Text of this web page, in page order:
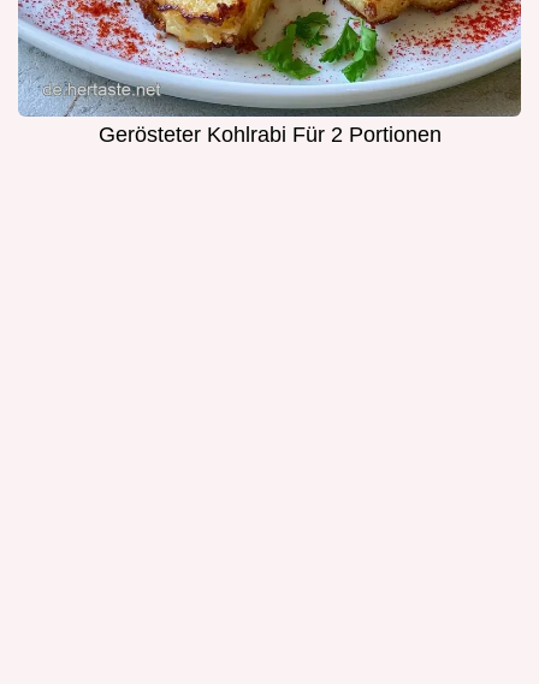
Gerösteter Kohlrabi Für 2 Portionen